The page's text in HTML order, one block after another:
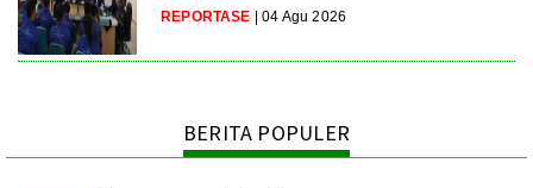
REPORTASE | 04 Agu 2026
BERITA POPULER